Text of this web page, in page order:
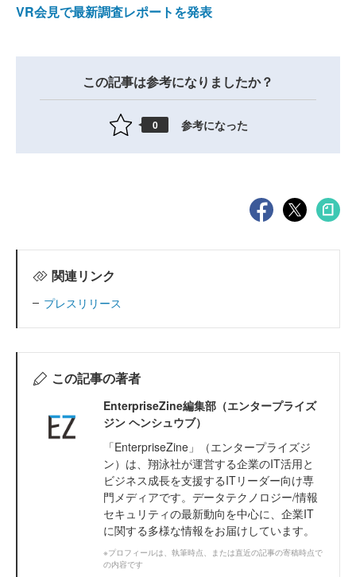
VR会見で最新調査レポートを発表
この記事は参考になりましたか？
0 参考になった
関連リンク
プレスリリース
この記事の著者
EnterpriseZine編集部（エンタープライズ
ジン ヘンシュウブ）
「EnterpriseZine」（エンタープライズジ
ン）は、翔泳社が運営する企業のIT活用と
ビジネス成長を支援するITリーダー向け専
門メディアです。データテクノロジー/情報
セキュリティの最新動向を中心に、企業IT
に関する多様な情報をお届けしています。
※プロフィールは、執筆時点、または直近の記事の寄稿時点で
の内容です